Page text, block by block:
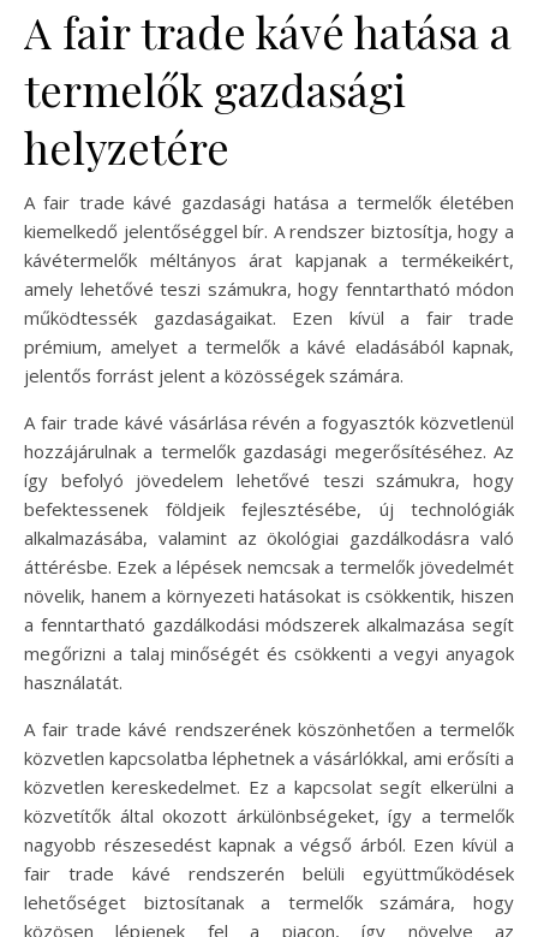
A fair trade kávé hatása a
termelők gazdasági
helyzetére
A fair trade kávé gazdasági hatása a termelők életében
kiemelkedő jelentőséggel bír. A rendszer biztosítja, hogy a
kávétermelők méltányos árat kapjanak a termékeikért,
amely lehetővé teszi számukra, hogy fenntartható módon
működtessék gazdaságaikat. Ezen kívül a fair trade
prémium, amelyet a termelők a kávé eladásából kapnak,
jelentős forrást jelent a közösségek számára.
A fair trade kávé vásárlása révén a fogyasztók közvetlenül
hozzájárulnak a termelők gazdasági megerősítéséhez. Az
így befolyó jövedelem lehetővé teszi számukra, hogy
befektessenek földjeik fejlesztésébe, új technológiák
alkalmazásába, valamint az ökológiai gazdálkodásra való
áttérésbe. Ezek a lépések nemcsak a termelők jövedelmét
növelik, hanem a környezeti hatásokat is csökkentik, hiszen
a fenntartható gazdálkodási módszerek alkalmazása segít
megőrizni a talaj minőségét és csökkenti a vegyi anyagok
használatát.
A fair trade kávé rendszerének köszönhetően a termelők
közvetlen kapcsolatba léphetnek a vásárlókkal, ami erősíti a
közvetlen kereskedelmet. Ez a kapcsolat segít elkerülni a
közvetítők által okozott árkülönbségeket, így a termelők
nagyobb részesedést kapnak a végső árból. Ezen kívül a
fair trade kávé rendszerén belüli együttműködések
lehetőséget biztosítanak a termelők számára, hogy
közösen lépjenek fel a piacon, így növelve az